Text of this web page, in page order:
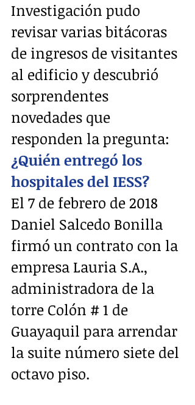
Investigación pudo
revisar varias bitácoras
de ingresos de visitantes
al edificio y descubrió
sorprendentes
novedades que
responden la pregunta:
¿Quién entregó los
hospitales del IESS?
El 7 de febrero de 2018
Daniel Salcedo Bonilla
firmó un contrato con la
empresa Lauria S.A.,
administradora de la
torre Colón # 1 de
Guayaquil para arrendar
la suite número siete del
octavo piso.